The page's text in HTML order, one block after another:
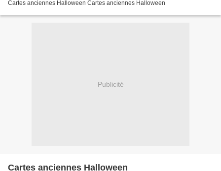
Cartes anciennes Halloween Cartes anciennes Halloween
Publicité
Cartes anciennes Halloween